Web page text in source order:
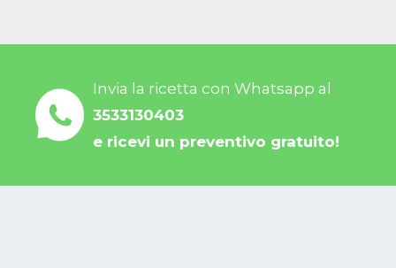
Invia la ricetta con Whatsapp al
3533130403
e ricevi un preventivo gratuito!